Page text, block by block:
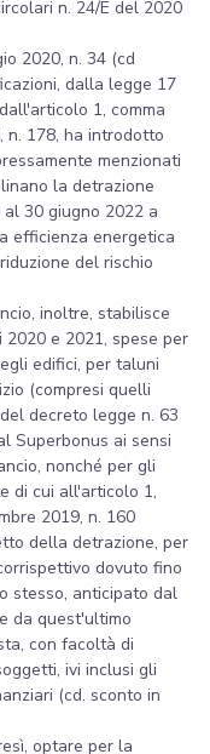
n. 24/E del 2020
2020, n. 34 (cd
dalla legge 17
1, comma
n. 178, ha introdotto
menzionati
la detrazione
30 giugno 2022 a
efficienza energetica
del rischio
inoltre, stabilisce
e 2021, spese per
edifici, per taluni
(compresi quelli
decreto legge n. 63
Superbonus ai sensi
nonché per gli
di cui all'articolo 1,
2019, n. 160
della detrazione, per
dovuto fino
stesso, anticipato dal
da quest'ultimo
con facoltà di
ivi inclusi gli
(cd. sconto in
optare per la